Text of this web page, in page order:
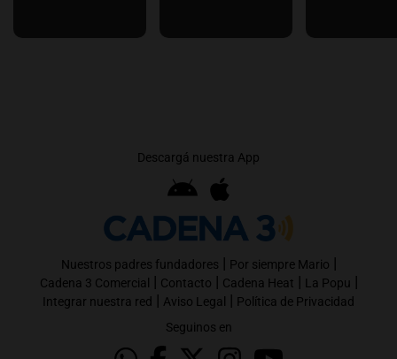
Descargá nuestra App
Nuestros padres fundadores | Por siempre Mario |
Cadena 3 Comercial | Contacto | Cadena Heat | La Popu |
Integrar nuestra red | Aviso Legal | Política de Privacidad
Seguinos en